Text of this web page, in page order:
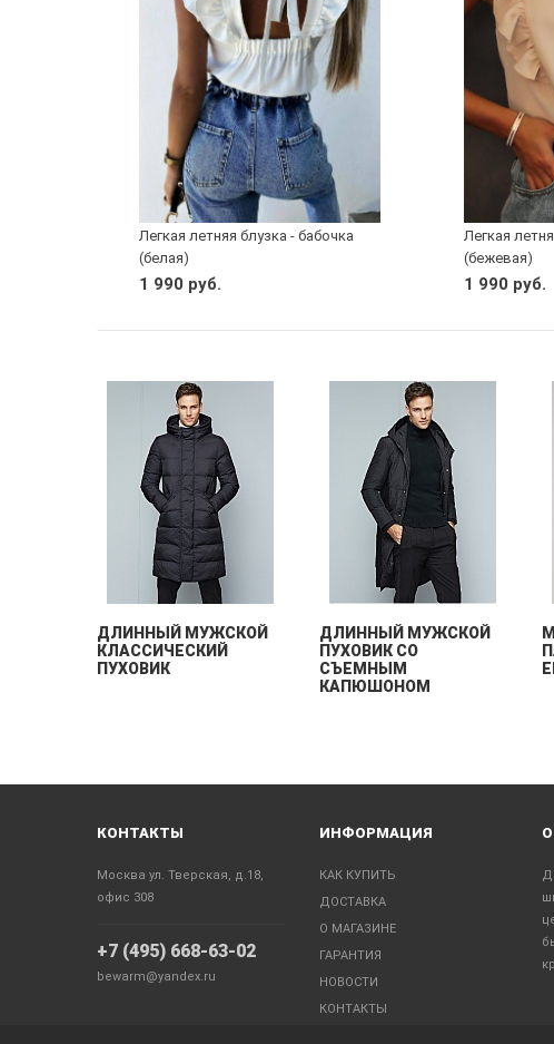
Легкая летняя блузка - бабочка
(белая)
1 990 руб.
Легкая
(бежевая)
1 990 руб.
ДЛИННЫЙ МУЖСКОЙ
КЛАССИЧЕСКИЙ
ПУХОВИК
ДЛИННЫЙ МУЖСКОЙ
ПУХОВИК СО
СЪЕМНЫМ
КАПЮШОНОМ
КОНТАКТЫ
Москва ул. Тверская, д.18,
офис 308
+7 (495) 668-63-02
bewarm@yandex.ru
ИНФОРМАЦИЯ
КАК КУПИТЬ
ДОСТАВКА
О МАГАЗИНЕ
ГАРАНТИЯ
НОВОСТИ
КОНТАКТЫ